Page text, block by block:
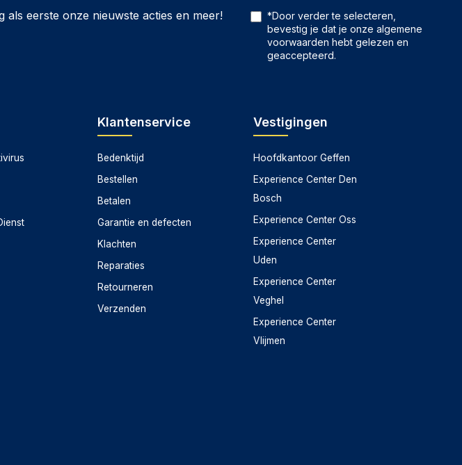
eerste onze nieuwste acties en meer!
*Door verder te selecteren,
bevestig je dat je onzealgemene
voorwaarden hebt gelezen en
geaccepteerd.
Klantenservice
Bedenktijd
Bestellen
Betalen
Garantie en defecten
Klachten
Reparaties
Retourneren
Verzenden
Vestigingen
Hoofdkantoor Geffen
Experience Center Den
Bosch
Experience Center Oss
Experience Center
Uden
Experience Center
Veghel
Experience Center
Vlijmen